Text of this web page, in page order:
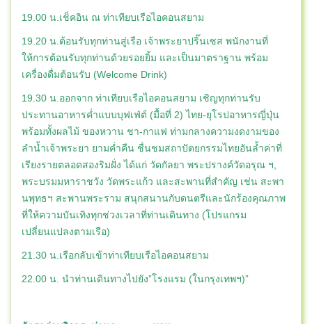
19.00 น.เช็คอิน ณ ท่าเทียบเรือไอคอนสยาม
19.20 น.ต้อนรับทุกท่านสู่เรือ เจ้าพระยาปริ๊นเซส พนักงานที่
ให้การต้อนรับทุกท่านด้วยรอยยิ้ม และเป็นมาตราฐาน พร้อม
เครื่องดื่มต้อนรับ (Welcome Drink)
19.30 น.ออกจาก ท่าเทียบเรือไอคอนสยาม เชิญทุกท่านรับ
ประทานอาหารค่ำแบบบุฟเฟ่ต์ (มื้อที่ 2) ไทย-ยุโรปอาหารญี่ปุ่น
พร้อมทั้งผลไม้ ของหวาน ชา-กาแฟ ท่ามกลางความงดงามของ
ลำน้ำเจ้าพระยา ยามค่ำคืน ชื่นชมสถาปัตยกรรมไทยอันล้ำค่าที่
เรียงรายตลอดสองริมฝั่ง ได้แก่ วัดกัลยา พระปรางค์วัดอรุณ ฯ,
พระบรมมหาราชวัง วัดพระแก้ว และสะพานที่สำคัญ เช่น สะพา
นพุทธฯ สะพานพระราม สนุกสนานกับดนตรีและนักร้องคุณภาพ
ที่ให้ความบันเทิงทุกช่วงเวลาที่ท่านเดินทาง (โปรแกรม
เปลี่ยนแปลงตามเรือ)
21.30 น.เรือกลับเข้าท่าเทียบเรือไอคอนสยาม
22.00 น. นำท่านเดินทางไปยัง”โรงแรม (ในกรุงเทพฯ)”